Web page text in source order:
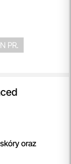
PR.
oraz